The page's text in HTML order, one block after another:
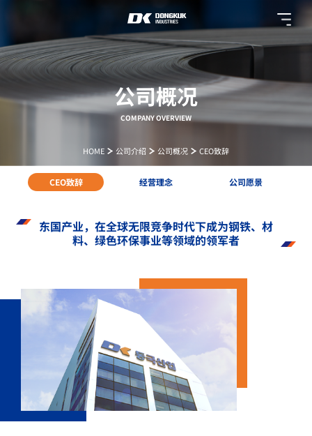
公司概况
COMPANY OVERVIEW
HOME 公司介绍 公司概况 CEO致辞
CEO致辞 经营理念 公司愿景
东国产业，在全球无限竞争时代下成为钢铁、材
料、绿色环保事业等领域的领军者